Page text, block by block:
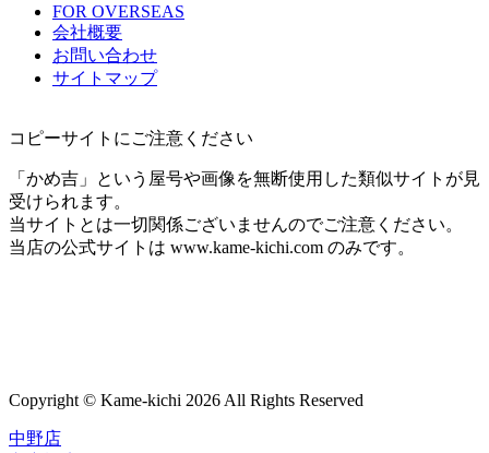
FOR OVERSEAS
会社概要
お問い合わせ
サイトマップ
コピーサイトにご注意ください
「かめ吉」という屋号や画像を無断使用した類似サイトが見
受けられます。
当サイトとは一切関係ございませんのでご注意ください。
当店の公式サイトは www.kame-kichi.com のみです。
心斎橋店
福岡店